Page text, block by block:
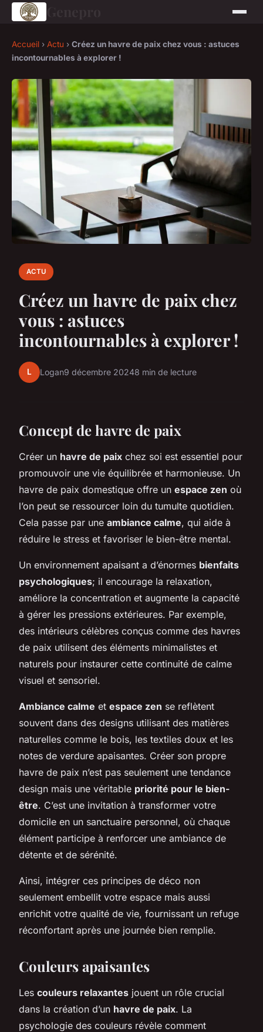
Accueil › Actu › Créez un havre de paix chez vous : astuces
incontournables à explorer !
ACTU
Créez un havre de paix chez
vous : astuces
incontournables à explorer !
L Logan9 décembre 20248 min de lecture
Concept de havre de paix
Créer un havre de paix chez soi est essentiel pour
promouvoir une vie équilibrée et harmonieuse. Un
havre de paix domestique offre un espace zen où
l’on peut se ressourcer loin du tumulte quotidien.
Cela passe par une ambiance calme, qui aide à
réduire le stress et favoriser le bien-être mental.
Un environnement apaisant a d’énormes bienfaits
psychologiques; il encourage la relaxation,
améliore la concentration et augmente la capacité
à gérer les pressions extérieures. Par exemple,
des intérieurs célèbres conçus comme des havres
de paix utilisent des éléments minimalistes et
naturels pour instaurer cette continuité de calme
visuel et sensoriel.
Ambiance calme et espace zen se reflètent
souvent dans des designs utilisant des matières
naturelles comme le bois, les textiles doux et les
notes de verdure apaisantes. Créer son propre
havre de paix n’est pas seulement une tendance
design mais une véritable priorité pour le bien-
être. C’est une invitation à transformer votre
domicile en un sanctuaire personnel, où chaque
élément participe à renforcer une ambiance de
détente et de sérénité.
Ainsi, intégrer ces principes de déco non
seulement embellit votre espace mais aussi
enrichit votre qualité de vie, fournissant un refuge
réconfortant après une journée bien remplie.
Couleurs apaisantes
Les couleurs relaxantes jouent un rôle crucial
dans la création d’un havre de paix. La
psychologie des couleurs révèle comment